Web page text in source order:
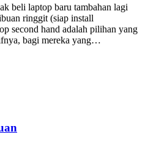
beli laptop baru tambahan lagi
ringgit (siap install
second hand adalah pilihan yang
bagi mereka yang…